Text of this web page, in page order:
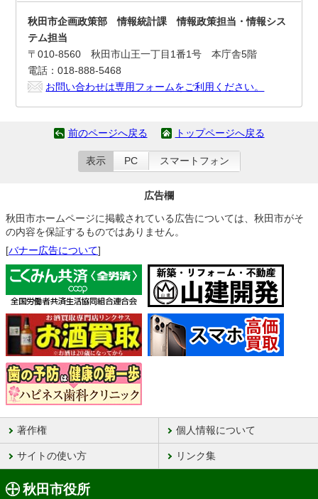
秋田市企画政策部 情報統計課 情報政策担当・情報シス
テム担当
〒010-8560 秋田市山王一丁目1番1号 本庁舎5階
電話：018-888-5468
お問い合わせは専用フォームをご利用ください。
前のページへ戻る トップページへ戻る
表示 PC スマートフォン
広告欄
秋田市ホームページに掲載されている広告については、秋田市がそ
の内容を保証するものではありません。
[バナー広告について]
著作権 個人情報について
サイトの使い方 リンク集
秋田市役所